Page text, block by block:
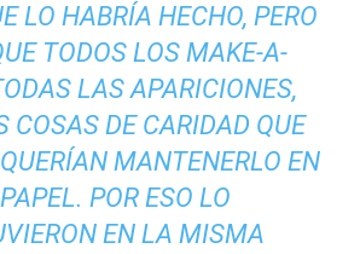
LO HABRÍA HECHO, PERO
TODOS LOS MAKE-A-
LAS APARICIONES,
COSAS DE CARIDAD QUE
MANTENERLO EN
POR ESO LO
EN LA MISMA